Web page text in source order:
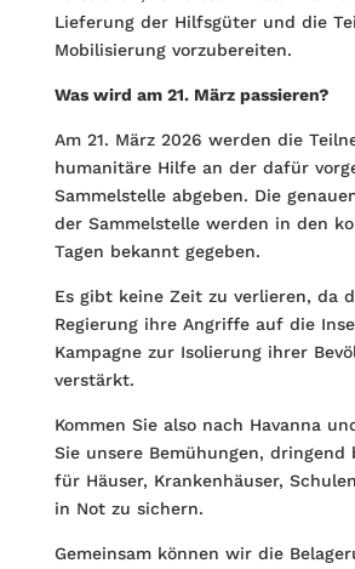
Liefer­ung der Hilfsgüter und die
Mobilisierung vorzubereiten.
Was wird am 21. März passieren?
Am 21. März 2026 werden die
humanitäre Hilfe an der dafür
Sammelstelle abgeben. Die
der Sammel­stelle werden in den
Tagen bekannt gegeben.
Es gibt keine Zeit zu verlieren, da
Regierung ihre Angriffe auf die
Kampagne zur Isolierung ihrer
verstärkt.
Kommen Sie also nach Havanna
Sie unsere Bemühungen, dringend
für Häuser, Krankenhäuser,
in Not zu sichern.
Gemeinsam können wir die